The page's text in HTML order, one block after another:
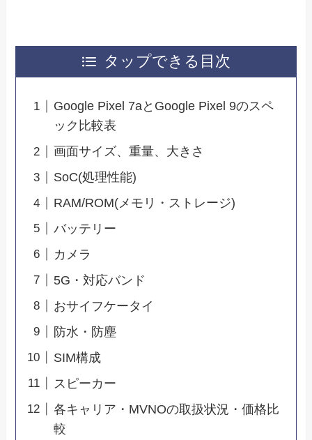
タップできる目次
Google Pixel 7aとGoogle Pixel 9のスペ
ック比較表
画面サイズ、重量、大きさ
SoC(処理性能)
RAM/ROM(メモリ・ストレージ)
バッテリー
カメラ
5G・対応バンド
おサイフケータイ
防水・防塵
SIM構成
スピーカー
各キャリア・MVNOの取扱状況・価格比
較